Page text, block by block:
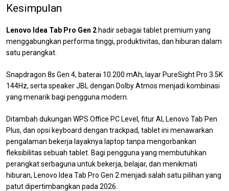
Kesimpulan
Lenovo Idea Tab Pro Gen 2hadir sebagai tablet premium yang
menggabungkan performa tinggi, produktivitas, dan hiburan dalam
satu perangkat.
Snapdragon 8s Gen 4, baterai 10.200 mAh, layar PureSight Pro 3.5K
144Hz, serta speaker JBL dengan Dolby Atmos menjadi kombinasi
yang menarik bagi pengguna modern.
Ditambah dukungan WPS Office PC Level, fitur AI, Lenovo Tab Pen
Plus, dan opsi keyboard dengan trackpad, tablet ini menawarkan
pengalaman bekerja layaknya laptop tanpa mengorbankan
fleksibilitas sebuah tablet. Bagi pengguna yang membutuhkan
perangkat serbaguna untuk bekerja, belajar, dan menikmati
hiburan, Lenovo Idea Tab Pro Gen 2 menjadi salah satu pilihan yang
patut dipertimbangkan pada 2026.